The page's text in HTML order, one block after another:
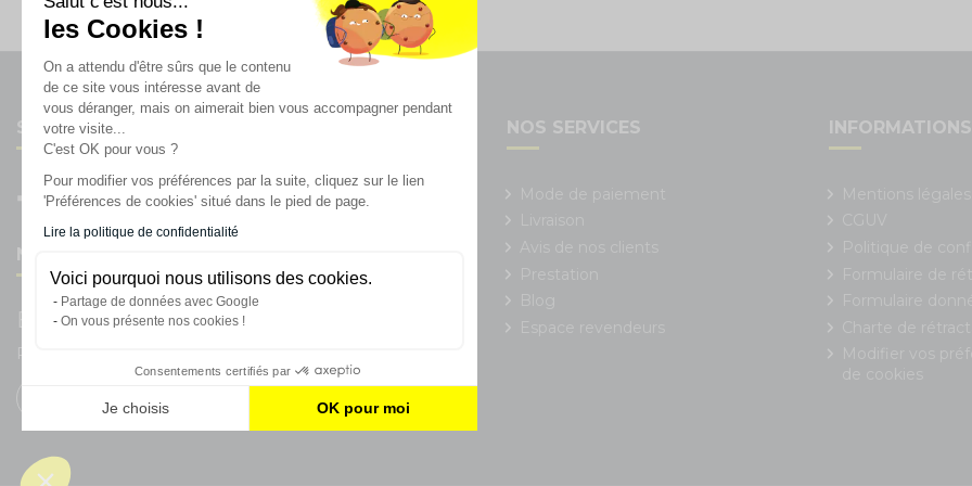
les Cookies !
On a attendu d'être sûrs que le contenu
de ce site vous intéresse avant de
vous déranger, mais on aimerait bien vous accompagner pendant
votre visite...
C'est OK pour vous ?
Pour modifier vos préférences par la suite, cliquez sur le lien
'Préférences de cookies' situé dans le pied de page.
Lire la politique de confidentialité
Voici pourquoi nous utilisons des cookies.
Partage de données avec Google
On vous présente nos cookies !
Consentements certifiés par
Je choisis
OK pour moi
Notre plateforme vous permet d'adapter et de gérer vos paramètres de confidentialité, en garantissant la conformité avec
Suivez-nous
Newsletter
Enregistrez vous à la newsletter
Restez à l'actualité sur nos produits et les offres du moment
NOS SERVICES INFORMATIONS